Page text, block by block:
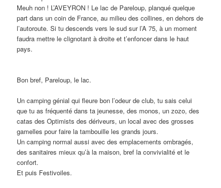
Meuh non ! L’AVEYRON ! Le lac de Pareloup, planqué quelque
part dans un coin de France, au milieu des collines, en dehors de
l’autoroute. Si tu descends vers le sud sur l’A 75, à un moment
faudra mettre le clignotant à droite et t’enfoncer dans le haut
pays.
Bon bref, Pareloup, le lac.
Un camping génial qui fleure bon l’odeur de club, tu sais celui
que tu as fréquenté dans ta jeunesse, des monos, un zozo, des
catas des Optimists des dériveurs, un local avec des grosses
gamelles pour faire la tambouille les grands jours.
Un camping normal aussi avec des emplacements ombragés,
des sanitaires mieux qu’à la maison, bref la convivialité et le
confort.
Et puis Festivoiles.